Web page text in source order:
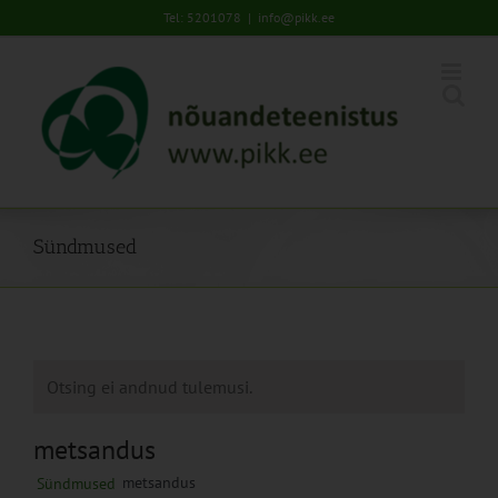
to
Tel: 5201078 | info@pikk.ee
Sündmused
Otsing ei andnud tulemusi.
metsandus
Sündmused metsandus